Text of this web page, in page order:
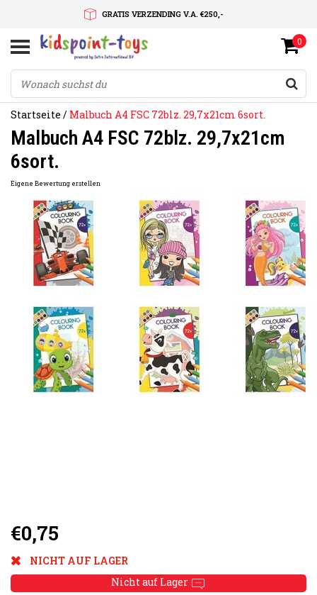
GRATIS VERZENDING V.A. €250,-
SNELLE LEVERTIJD
SERVICE OP MAAT
0
Startseite / Malbuch A4 FSC 72blz. 29,7x21cm 6sort.
Malbuch A4 FSC 72blz. 29,7x21cm
6sort.
Eigene Bewertung erstellen
€0,75
NICHT AUF LAGER
Nicht auf Lager